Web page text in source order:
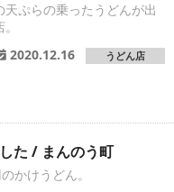
天ぷらの乗ったうどんが出
2020.12.16
うどん店
た / まんのう町
かけうどん。